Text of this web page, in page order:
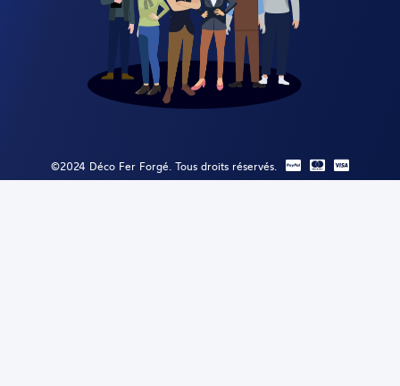
©2024 Déco Fer Forgé. Tous droits réservés.